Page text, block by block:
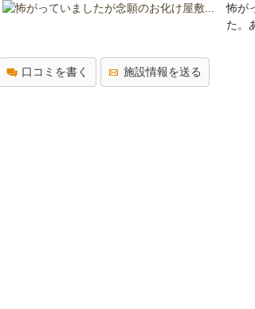
怖が
た。
口コミを書く 施設情報を送る